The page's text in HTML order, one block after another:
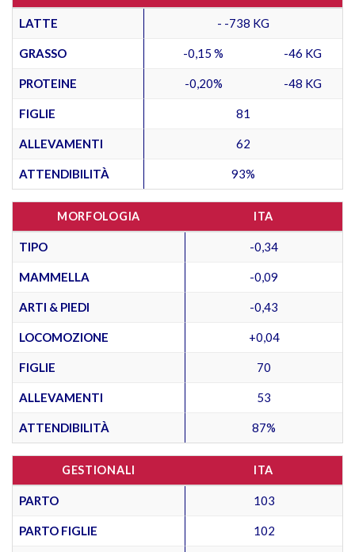
LATTE - -738 KG
GRASSO -0,15 % -46 KG
PROTEINE -0,20% -48 KG
FIGLIE 81
ALLEVAMENTI 62
ATTENDIBILITÀ 93%
MORFOLOGIA ITA
TIPO -0,34
MAMMELLA -0,09
ARTI & PIEDI -0,43
LOCOMOZIONE +0,04
FIGLIE 70
ALLEVAMENTI 53
ATTENDIBILITÀ 87%
GESTIONALI ITA
PARTO 103
PARTO FIGLIE 102